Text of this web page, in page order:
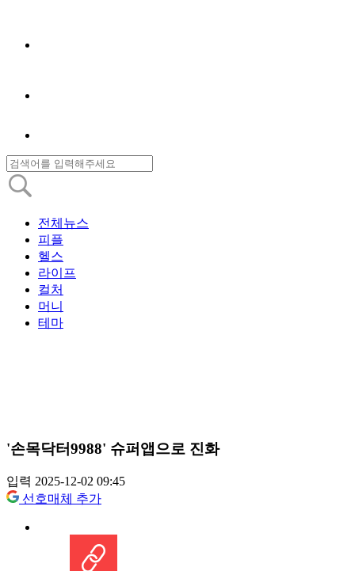
전체뉴스
피플
헬스
라이프
컬처
머니
테마
'손목닥터9988' 슈퍼앱으로 진화
입력 2025-12-02 09:45
선호매체 추가